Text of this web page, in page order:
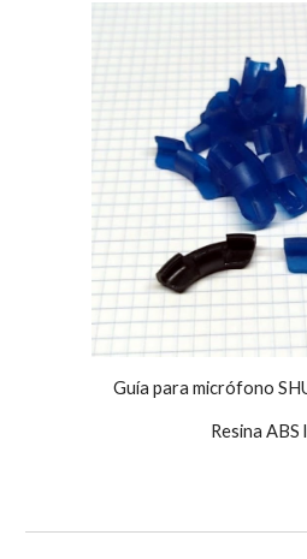
Guía para micrófono
Resina ABS